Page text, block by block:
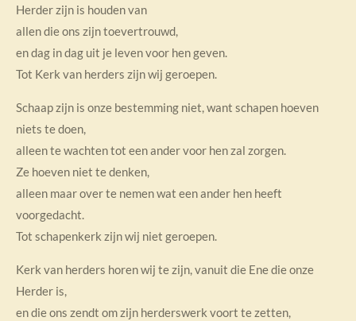
Herder zijn is houden van
allen die ons zijn toevertrouwd,
en dag in dag uit je leven voor hen geven.
Tot Kerk van herders zijn wij geroepen.
Schaap zijn is onze bestemming niet, want schapen hoeven
niets te doen,
alleen te wachten tot een ander voor hen zal zorgen.
Ze hoeven niet te denken,
alleen maar over te nemen wat een ander hen heeft
voorgedacht.
Tot schapenkerk zijn wij niet geroepen.
Kerk van herders horen wij te zijn, vanuit die Ene die onze
Herder is,
en die ons zendt om zijn herderswerk voort te zetten,